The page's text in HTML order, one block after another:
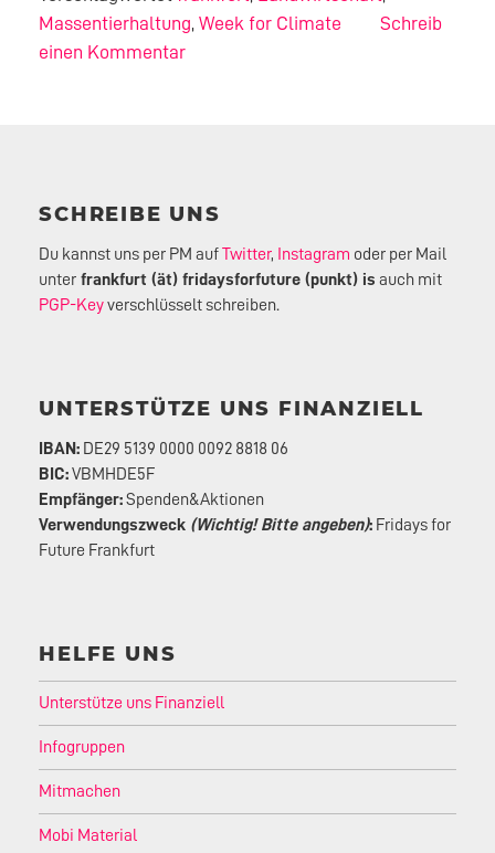
Massentierhaltung,Week for Climate
Schreib
einen Kommentar
SCHREIBE UNS
Du kannst uns per PM aufTwitter, Instagram oder per Mail
unter frankfurt (ät) fridaysforfuture (punkt) is auch mit
PGP-Keyverschlüsselt schreiben.
UNTERSTÜTZE UNS FINANZIELL
IBAN: DE29 5139 0000 0092 8818 06
BIC:VBMHDE5F
Empfänger:Spenden&Aktionen
Verwendungszweck (Wichtig! Bitte angeben): Fridays for
Future Frankfurt
HELFE UNS
Unterstütze uns Finanziell
Infogruppen
Mitmachen
Mobi Material